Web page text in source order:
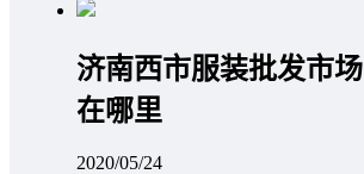
济南西市服装批发市场
在哪里
2020/05/24